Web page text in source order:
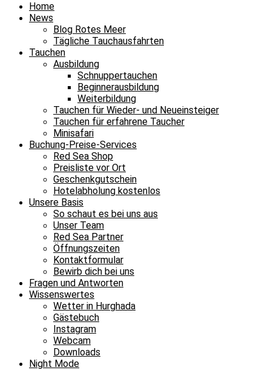
Home
News
Blog Rotes Meer
Tägliche Tauchausfahrten
Tauchen
Ausbildung
Schnuppertauchen
Beginnerausbildung
Weiterbildung
Tauchen für Wieder- und Neueinsteiger
Tauchen für erfahrene Taucher
Minisafari
Buchung-Preise-Services
Red Sea Shop
Preisliste vor Ort
Geschenkgutschein
Hotelabholung kostenlos
Unsere Basis
So schaut es bei uns aus
Unser Team
Red Sea Partner
Öffnungszeiten
Kontaktformular
Bewirb dich bei uns
Fragen und Antworten
Wissenswertes
Wetter in Hurghada
Gästebuch
Instagram
Webcam
Downloads
Night Mode